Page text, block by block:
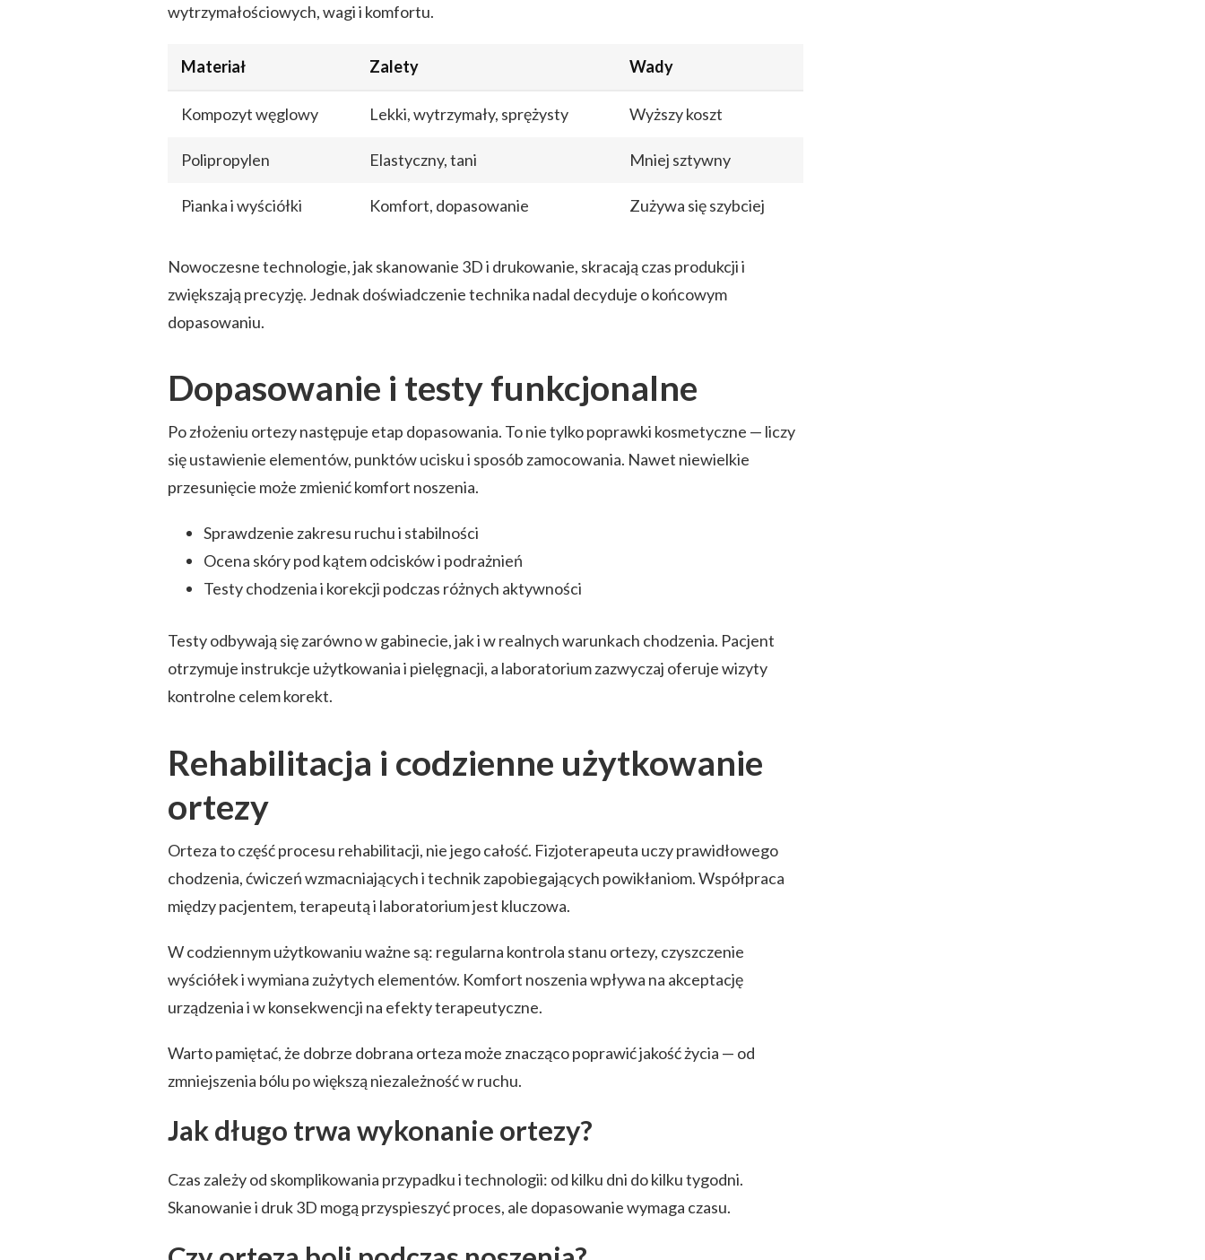
wytrzymałościowych, wagi i komfortu.
Materiał Zalety Wady
Kompozyt węglowy Lekki, wytrzymały, sprężysty Wyższy koszt
Polipropylen Elastyczny, tani Mniej sztywny
Pianka i wyściółki Komfort, dopasowanie Zużywa się szybciej
Nowoczesne technologie, jak skanowanie 3D i drukowanie, skracają czas produkcji i
zwiększają precyzję. Jednak doświadczenie technika nadal decyduje o końcowym
dopasowaniu.
Dopasowanie i testy funkcjonalne
Po złożeniu ortezy następuje etap dopasowania. To nie tylko poprawki kosmetyczne — liczy
się ustawienie elementów, punktów ucisku i sposób zamocowania. Nawet niewielkie
przesunięcie może zmienić komfort noszenia.
Sprawdzenie zakresu ruchu i stabilności
Ocena skóry pod kątem odcisków i podrażnień
Testy chodzenia i korekcji podczas różnych aktywności
Testy odbywają się zarówno w gabinecie, jak i w realnych warunkach chodzenia. Pacjent
otrzymuje instrukcje użytkowania i pielęgnacji, a laboratorium zazwyczaj oferuje wizyty
kontrolne celem korekt.
Rehabilitacja i codzienne użytkowanie
ortezy
Orteza to część procesu rehabilitacji, nie jego całość. Fizjoterapeuta uczy prawidłowego
chodzenia, ćwiczeń wzmacniających i technik zapobiegających powikłaniom. Współpraca
między pacjentem, terapeutą i laboratorium jest kluczowa.
W codziennym użytkowaniu ważne są: regularna kontrola stanu ortezy, czyszczenie
wyściółek i wymiana zużytych elementów. Komfort noszenia wpływa na akceptację
urządzenia i w konsekwencji na efekty terapeutyczne.
Warto pamiętać, że dobrze dobrana orteza może znacząco poprawić jakość życia — od
zmniejszenia bólu po większą niezależność w ruchu.
Jak długo trwa wykonanie ortezy?
Czas zależy od skomplikowania przypadku i technologii: od kilku dni do kilku tygodni.
Skanowanie i druk 3D mogą przyspieszyć proces, ale dopasowanie wymaga czasu.